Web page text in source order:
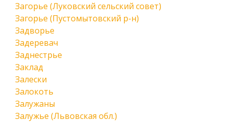
Загорье (Луковский сельский совет)
Загорье (Пустомытовский р-н)
Задворье
Задеревач
Заднестрье
Заклад
Залески
Залокоть
Залужаны
Залужье (Львовская обл.)